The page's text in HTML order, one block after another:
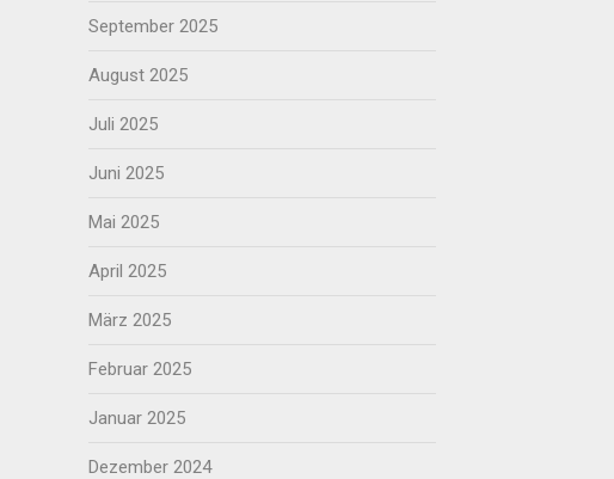
September 2025
August 2025
Juli 2025
Juni 2025
Mai 2025
April 2025
März 2025
Februar 2025
Januar 2025
Dezember 2024